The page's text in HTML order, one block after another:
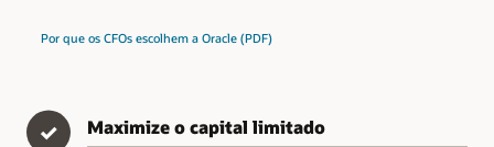
Por que os CFOs escolhem a Oracle (PDF)
✓ Maximize o capital limitado